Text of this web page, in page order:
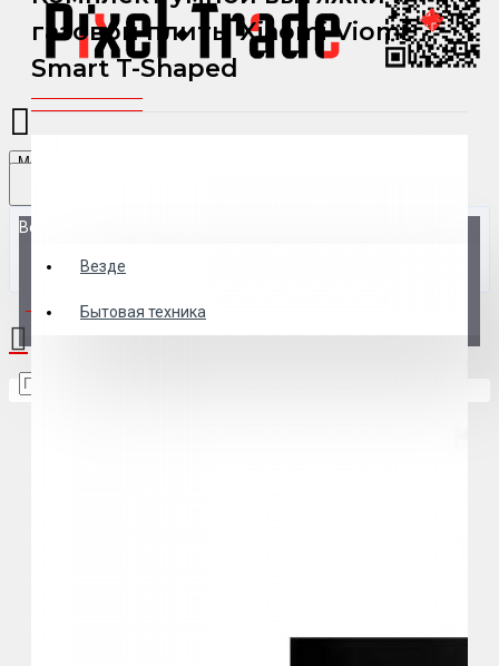
Menu
Везде
Везде
Бытовая техника
0 товар(ов) - 0 р.
газовой плиты Xiaomi Viomi
Smart T-Shaped